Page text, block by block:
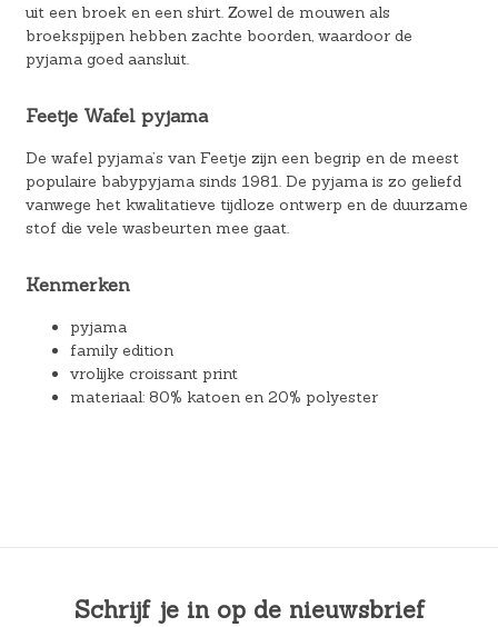
uit een broek en een shirt. Zowel de mouwen als
broekspijpen hebben zachte boorden, waardoor de
pyjama goed aansluit.
Feetje Wafel pyjama
De wafel pyjama’s van Feetje zijn een begrip en de meest
populaire babypyjama sinds 1981. De pyjama is zo geliefd
vanwege het kwalitatieve tijdloze ontwerp en de duurzame
stof die vele wasbeurten mee gaat.
Kenmerken
pyjama
family edition
vrolijke croissant print
materiaal: 80% katoen en 20% polyester
Schrijf je in op de nieuwsbrief